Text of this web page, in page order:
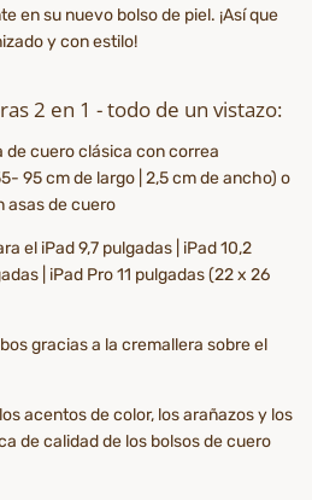
en su nuevo bolso de piel. ¡Así que
y con estilo!
2 en 1 - todo de un vistazo:
cuero clásica con correa
95 cm de largo | 2,5 cm de ancho) o
asas de cuero
el iPad 9,7 pulgadas | iPad 10,2
| iPad Pro 11 pulgadas (22 x 26
gracias a la cremallera sobre el
acentos de color, los arañazos y los
de calidad de los bolsos de cuero